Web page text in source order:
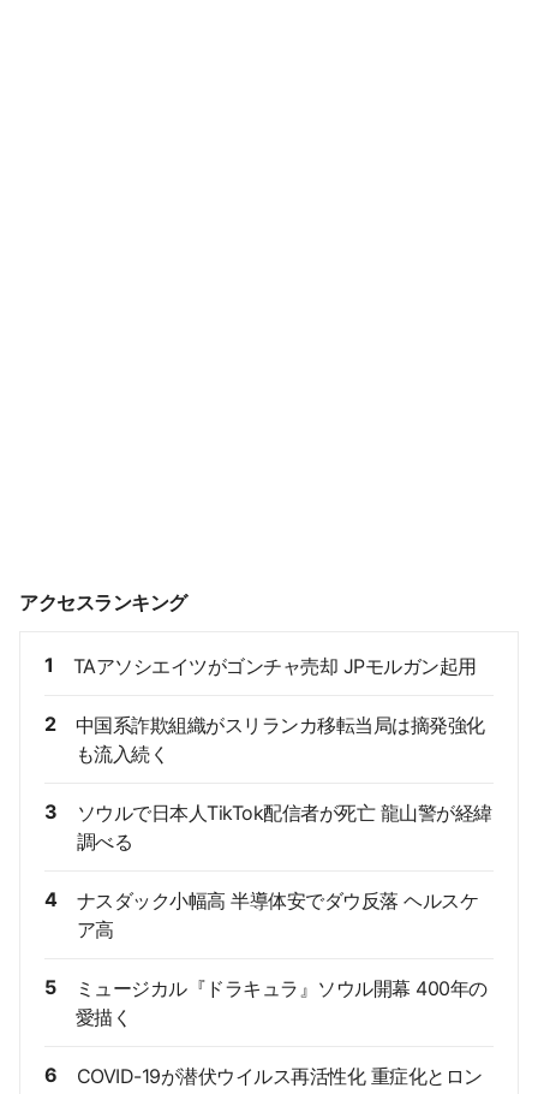
アクセスランキング
1 TAアソシエイツがゴンチャ売却 JPモルガン起用
2
中国系詐欺組織がスリランカ移転当局は摘発強化
も流入続く
3
ソウルで日本人TikTok配信者が死亡 龍山警が経緯
調べる
4
ナスダック小幅高 半導体安でダウ反落 ヘルスケ
ア高
5
ミュージカル『ドラキュラ』ソウル開幕 400年の
愛描く
6
COVID-19が潜伏ウイルス再活性化 重症化とロン